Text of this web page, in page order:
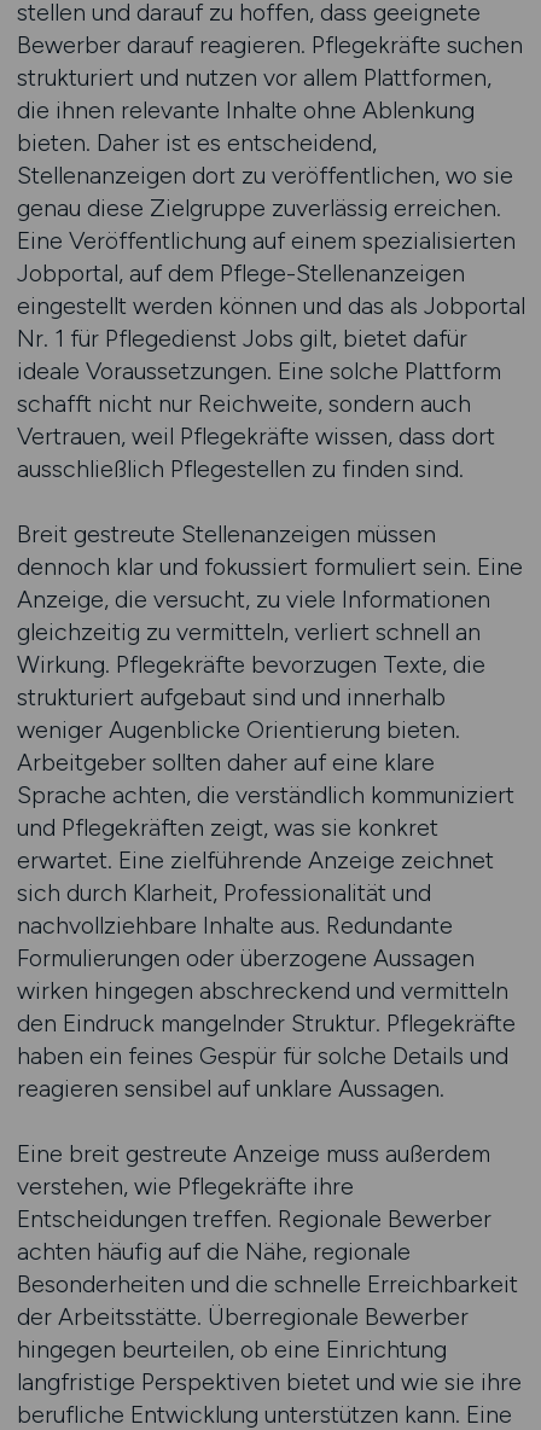
stellen und darauf zu hoffen, dass geeignete
Bewerber darauf reagieren. Pflegekräfte suchen
strukturiert und nutzen vor allem Plattformen,
die ihnen relevante Inhalte ohne Ablenkung
bieten. Daher ist es entscheidend,
Stellenanzeigen dort zu veröffentlichen, wo sie
genau diese Zielgruppe zuverlässig erreichen.
Eine Veröffentlichung auf einem spezialisierten
Jobportal, auf dem Pflege-Stellenanzeigen
eingestellt werden können und das als Jobportal
Nr. 1 für Pflegedienst Jobs gilt, bietet dafür
ideale Voraussetzungen. Eine solche Plattform
schafft nicht nur Reichweite, sondern auch
Vertrauen, weil Pflegekräfte wissen, dass dort
ausschließlich Pflegestellen zu finden sind.
Breit gestreute Stellenanzeigen müssen
dennoch klar und fokussiert formuliert sein. Eine
Anzeige, die versucht, zu viele Informationen
gleichzeitig zu vermitteln, verliert schnell an
Wirkung. Pflegekräfte bevorzugen Texte, die
strukturiert aufgebaut sind und innerhalb
weniger Augenblicke Orientierung bieten.
Arbeitgeber sollten daher auf eine klare
Sprache achten, die verständlich kommuniziert
und Pflegekräften zeigt, was sie konkret
erwartet. Eine zielführende Anzeige zeichnet
sich durch Klarheit, Professionalität und
nachvollziehbare Inhalte aus. Redundante
Formulierungen oder überzogene Aussagen
wirken hingegen abschreckend und vermitteln
den Eindruck mangelnder Struktur. Pflegekräfte
haben ein feines Gespür für solche Details und
reagieren sensibel auf unklare Aussagen.
Eine breit gestreute Anzeige muss außerdem
verstehen, wie Pflegekräfte ihre
Entscheidungen treffen. Regionale Bewerber
achten häufig auf die Nähe, regionale
Besonderheiten und die schnelle Erreichbarkeit
der Arbeitsstätte. Überregionale Bewerber
hingegen beurteilen, ob eine Einrichtung
langfristige Perspektiven bietet und wie sie ihre
berufliche Entwicklung unterstützen kann. Eine